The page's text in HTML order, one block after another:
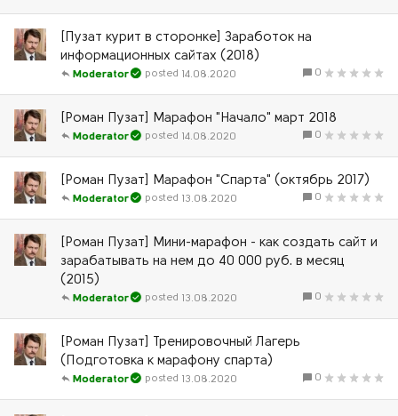
[Пузат курит в сторонке] Заработок на
информационных сайтах (2018)
0
14.08.2020
Moderator
[Роман Пузат] Марафон "Начало" март 2018
0
14.08.2020
Moderator
[Роман Пузат] Марафон "Спарта" (октябрь 2017)
0
13.08.2020
Moderator
[Роман Пузат] Мини-марафон - как создать сайт и
зарабатывать на нем до 40 000 руб. в месяц
(2015)
0
13.08.2020
Moderator
[Роман Пузат] Тренировочный Лагерь
(Подготовка к марафону спарта)
0
13.08.2020
Moderator